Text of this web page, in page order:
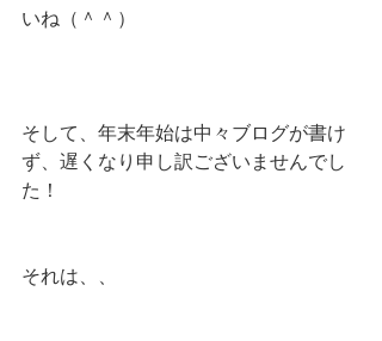
いね（＾＾）
そして、年末年始は中々ブログが書け
ず、遅くなり申し訳ございませんでし
た！
それは、、